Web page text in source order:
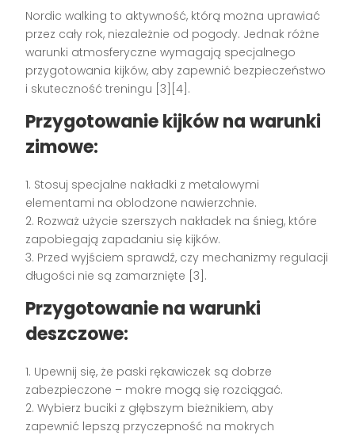
Nordic walking to aktywność, którą można uprawiać
przez cały rok, niezależnie od pogody. Jednak różne
warunki atmosferyczne wymagają specjalnego
przygotowania kijków, aby zapewnić bezpieczeństwo
i skuteczność treningu [3][4].
Przygotowanie kijków na warunki
zimowe:
1. Stosuj specjalne nakładki z metalowymi
elementami na oblodzone nawierzchnie.
2. Rozważ użycie szerszych nakładek na śnieg, które
zapobiegają zapadaniu się kijków.
3. Przed wyjściem sprawdź, czy mechanizmy regulacji
długości nie są zamarznięte [3].
Przygotowanie na warunki
deszczowe:
1. Upewnij się, że paski rękawiczek są dobrze
zabezpieczone – mokre mogą się rozciągać.
2. Wybierz buciki z głębszym bieżnikiem, aby
zapewnić lepszą przyczepność na mokrych